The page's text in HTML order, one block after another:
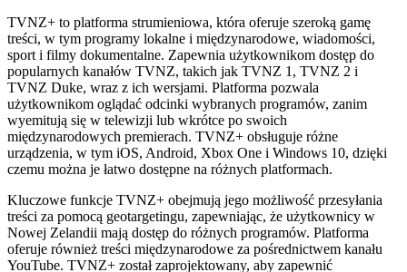
TVNZ+ to platforma strumieniowa, która oferuje szeroką gamę
treści, w tym programy lokalne i międzynarodowe, wiadomości,
sport i filmy dokumentalne. Zapewnia użytkownikom dostęp do
popularnych kanałów TVNZ, takich jak TVNZ 1, TVNZ 2 i
TVNZ Duke, wraz z ich wersjami. Platforma pozwala
użytkownikom oglądać odcinki wybranych programów, zanim
wyemitują się w telewizji lub wkrótce po swoich
międzynarodowych premierach. TVNZ+ obsługuje różne
urządzenia, w tym iOS, Android, Xbox One i Windows 10, dzięki
czemu można je łatwo dostępne na różnych platformach.
Kluczowe funkcje TVNZ+ obejmują jego możliwość przesyłania
treści za pomocą geotargetingu, zapewniając, że użytkownicy w
Nowej Zelandii mają dostęp do różnych programów. Platforma
oferuje również treści międzynarodowe za pośrednictwem kanału
YouTube. TVNZ+ został zaprojektowany, aby zapewnić